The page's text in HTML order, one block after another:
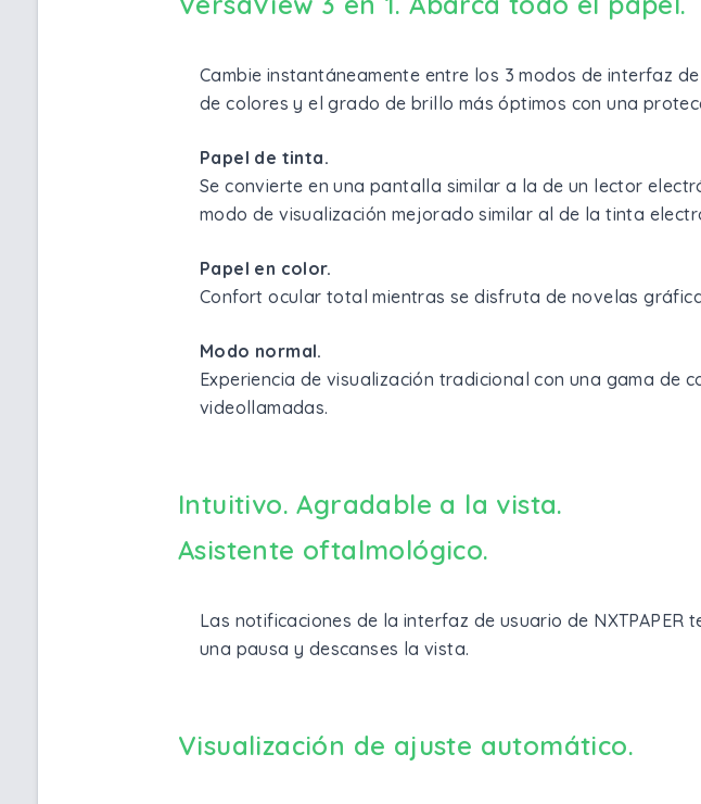
Cambie instantáneamente entre los 3 modos de interfaz
de colores y el grado de brillo más óptimos con una
Papel de tinta.
Se convierte en una pantalla similar a la de un lector
modo de visualización mejorado similar al de la tinta
Papel en color.
Confort ocular total mientras se disfruta de novelas
Modo normal.
Experiencia de visualización tradicional con una gama
videollamadas.
Intuitivo. Agradable a la vista.
Asistente oftalmológico.
Las notificaciones de la interfaz de usuario de
una pausa y descanses la vista.
Visualización de ajuste automático.